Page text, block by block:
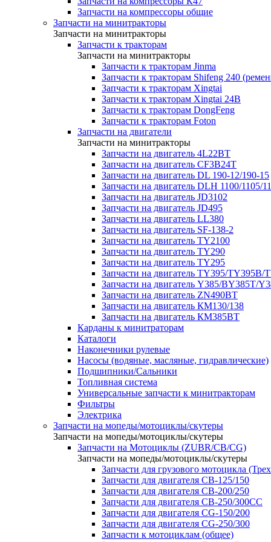
Запчасти на компрессоры общие
Запчасти на минитракторы
Запчасти на минитракторы
Запчасти к тракторам
Запчасти на минитракторы
Запчасти к тракторам Jinma
Запчасти к тракторам Shifeng 240
Запчасти к тракторам Xingtai
Запчасти к тракторам Xingtai 24В
Запчасти к тракторам DongFeng
Запчасти к тракторам Foton
Запчасти на двигатели
Запчасти на минитракторы
Запчасти на двигатель 4L22BT
Запчасти на двигатель CF3B24T
Запчасти на двигатель DL 190-12/190-15
Запчасти на двигатель DLH 1100/1105/
Запчасти на двигатель JD3102
Запчасти на двигатель JD495
Запчасти на двигатель LL380
Запчасти на двигатель SF-138-2
Запчасти на двигатель TY2100
Запчасти на двигатель TY290
Запчасти на двигатель TY295
Запчасти на двигатель TY395/TY395В/
Запчасти на двигатель Y385/BY385T/
Запчасти на двигатель ZN490BT
Запчасти на двигатель КМ130/138
Запчасти на двигатель КМ385ВТ
Карданы к минитраторам
Каталоги
Наконечники рулевые
Насосы (водяные, масляные, гидравлические)
Подшипники/Сальники
Топливная система
Универсальные запчасти к минитракторам
Фильтры
Электрика
Запчасти на мопеды/мотоциклы/скутеры
Запчасти на мопеды/мотоциклы/скутеры
Запчасти на Мотоциклы (ZUBR/CB/CG)
Запчасти на мопеды/мотоциклы/скутеры
Запчасти для грузового мотоцикла
Запчасти для двигателя CB-125/150
Запчасти для двигателя CB-200/250
Запчасти для двигателя CB-250/300СС
Запчасти для двигателя CG-150/200
Запчасти для двигателя CG-250/300
Запчасти к мотоциклам (общее)